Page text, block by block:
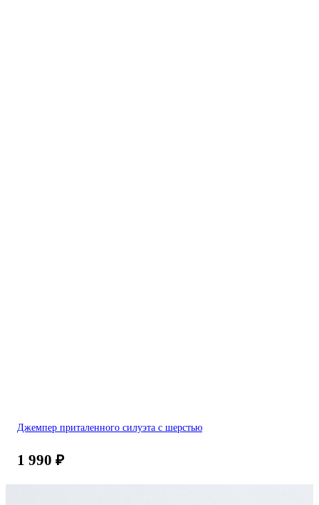
Джемпер приталенного силуэта с шерстью
1 990 ₽